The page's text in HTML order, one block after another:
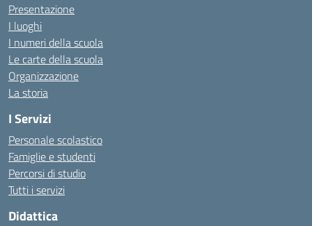
Presentazione
I luoghi
I numeri della scuola
Le carte della scuola
Organizzazione
La storia
I Servizi
Personale scolastico
Famiglie e studenti
Percorsi di studio
Tutti i servizi
Didattica